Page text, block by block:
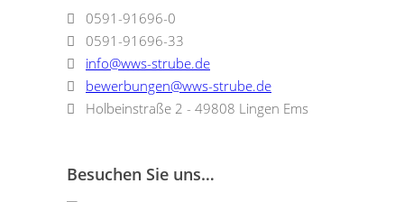
0591-91696-0
0591-91696-33
info@wws-strube.de
bewerbungen@wws-strube.de
Holbeinstraße 2 - 49808 Lingen Ems
Besuchen Sie uns…